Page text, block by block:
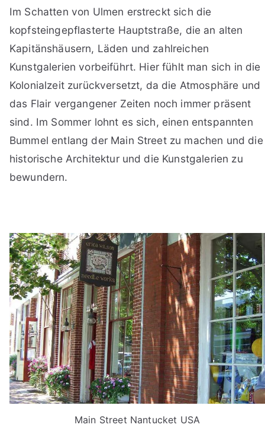
Im Schatten von Ulmen erstreckt sich die
kopfsteingepflasterte Hauptstraße, die an alten
Kapitänshäusern, Läden und zahlreichen
Kunstgalerien vorbeiführt. Hier fühlt man sich in die
Kolonialzeit zurückversetzt, da die Atmosphäre und
das Flair vergangener Zeiten noch immer präsent
sind. Im Sommer lohnt es sich, einen entspannten
Bummel entlang der Main Street zu machen und die
historische Architektur und die Kunstgalerien zu
bewundern.
Main Street Nantucket USA